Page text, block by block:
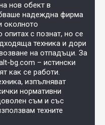
нов обект в
надеждна фирма
околното
с познат, но се
техника и дори
на отпадъци. За
bg.com – истински
как се работи.
изпълняват
нормативни
съм и със
техните